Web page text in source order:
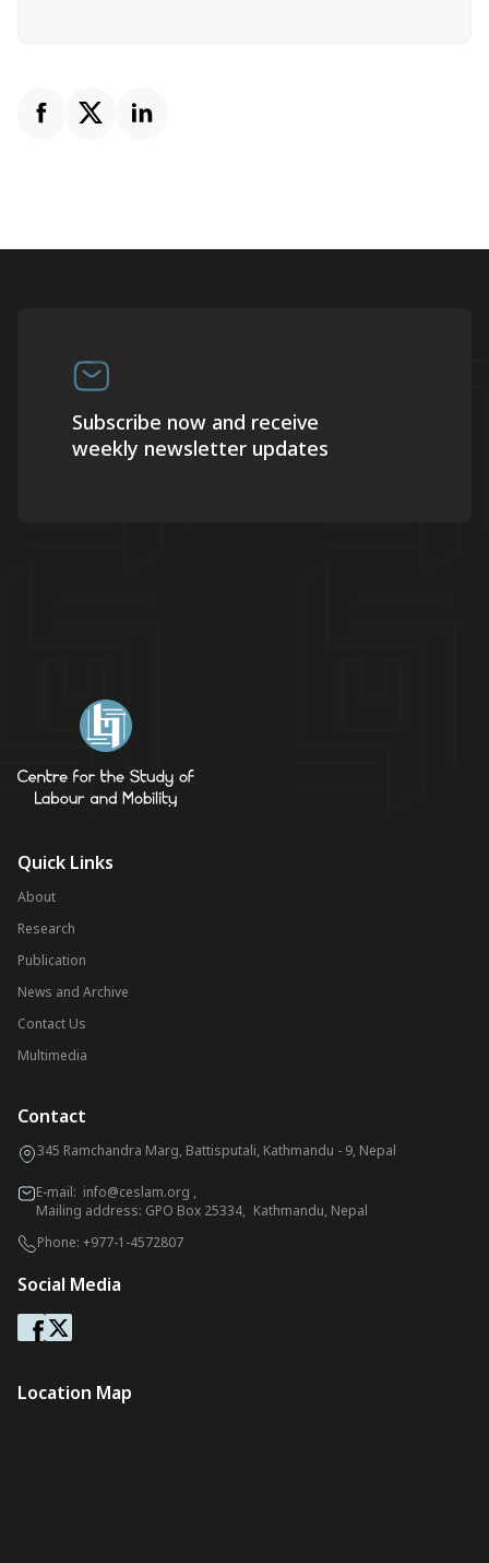
Subscribe now and receive
weekly newsletter updates
Quick Links
About
Research
Publication
News and Archive
Contact Us
Multimedia
Contact
345 Ramchandra Marg, Battisputali, Kathmandu - 9, Nepal
E-mail: info@ceslam.org ,
Mailing address: GPO Box 25334, Kathmandu, Nepal
Phone: +977-1-4572807
Social Media
Location Map